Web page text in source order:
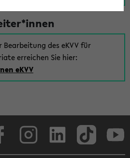
des eKVV für
erreichen Sie hier:
eKVV